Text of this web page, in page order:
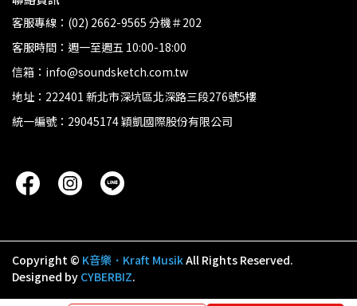
客服專線：(02) 2662-9565 分機＃202
客服時間：週一至週五 10:00-18:00
信箱：info@soundsketch.com.tw
地址：222401 新北市深坑區北深路三段276號5樓
統一編號：29045174 穎凱國際股份有限公司
Copyright © K音樂．Kraft MusikAll Rights Reserved.
Designed by CYBERBIZ.